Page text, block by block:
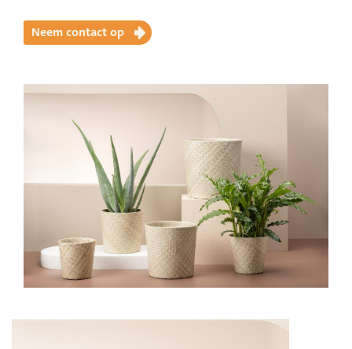
Neem contact op